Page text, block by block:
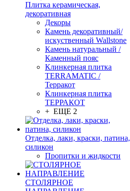
Плитка керамическая,
декоративная
Декоры
Камень декоративный/
искуственный Wallstone
Камень натуральный /
Каменный пояс
Клинкерная плитка
TERRAMATIC /
Терракот
Клинкерная плитка
ТЕРРАКОТ
+ ЕЩЕ 2
Отделка, лаки, краски, патина,
силикон
Пропитки и жидкости
СТОЛЯРНОЕ